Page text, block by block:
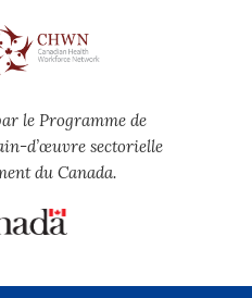
le Programme de
d’œuvre sectorielle
du Canada.